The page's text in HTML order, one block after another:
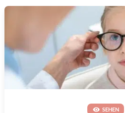
SEHEN